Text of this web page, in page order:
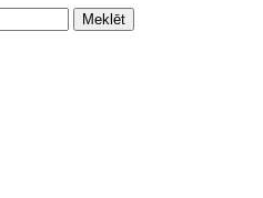
Meklēt